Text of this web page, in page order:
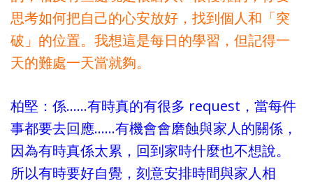
思考如何把自己的心安放好，找到個人和「突
破」的位置。我想這是每日的學習，但記得一
天的難處一天當就夠。
柏堅：係……有時真的有很多 request，當每件
事都要去回應……有機會會磨蝕與家人的關係，
因為有時真係太累，回到家時什麼也不想說。
所以有時要好自覺，刻意安排時間與家人相